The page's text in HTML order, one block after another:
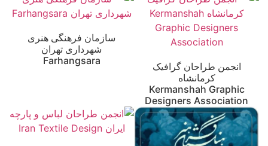
انجمن طراحان گرافیک
کرمانشاه
Kermanshah Graphic
Designers Association
سازمان فرهنگی هنری
شهرداری تهران
Farhangsara